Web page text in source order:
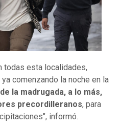
todas esta localidades,
comenzando la noche en la
la madrugada, a lo más,
precordilleranos, para
informó.